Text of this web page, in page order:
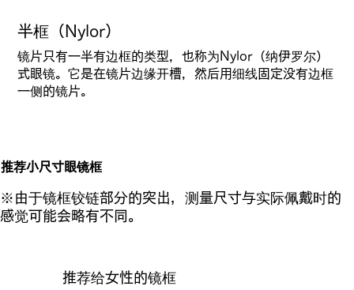
半框（Nylor）
镜片只有一半有边框的类型，也称为Nylor（纳伊罗尔）
式眼镜。它是在镜片边缘开槽，然后用细线固定没有边框
一侧的镜片。
推荐小尺寸眼镜框
※由于镜框铰链部分的突出，测量尺寸与实际佩戴时的
感觉可能会略有不同。
推荐给女性的镜框